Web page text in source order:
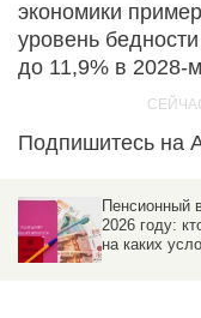
экономики
уровень
до 11,9% в 2028-
Подпишитесь на
Пенсионный
2026 году:
на каких